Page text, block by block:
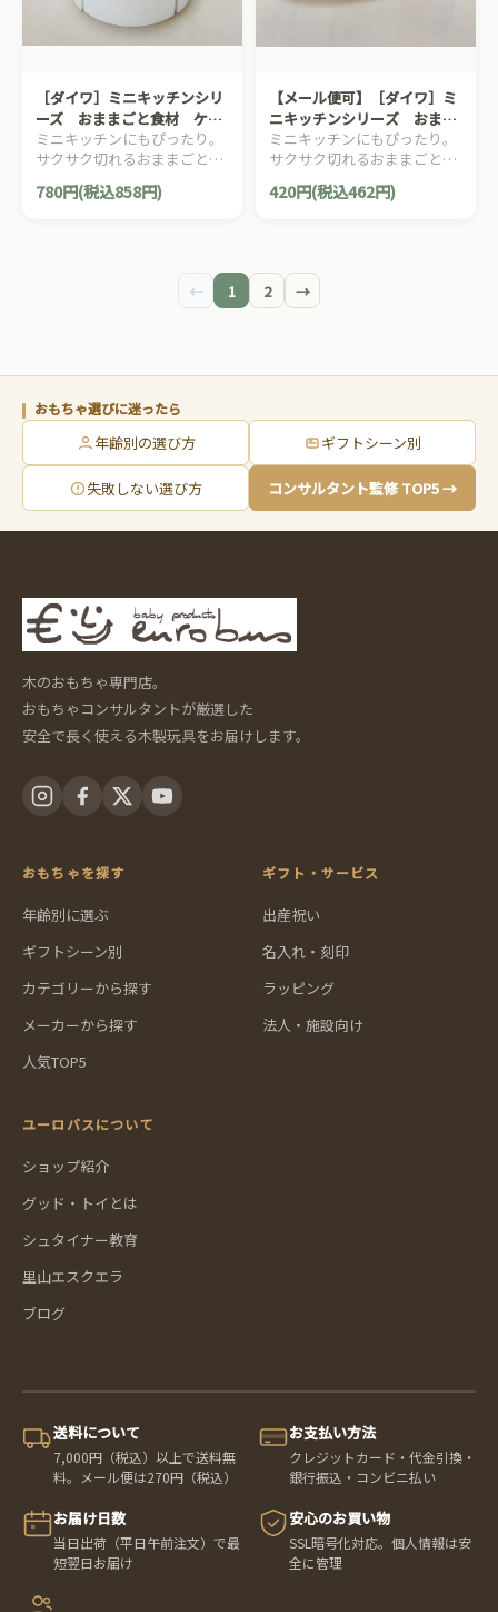
［ダイワ］ミニキッチンシリ
ーズ おままごと食材 ケー
キ
ミニキッチンにもぴったり。
サクサク切れるおままごとの
食材シリーズ。
780円(税込858円)
【メール便可】［ダイワ］ミ
ニキッチンシリーズ おまま
ごと食材 さかな
ミニキッチンにもぴったり。
サクサク切れるおままごとの
食材シリーズ。
420円(税込462円)
← 1 2 →
おもちゃ選びに迷ったら
年齢別の選び方 ギフトシーン別
失敗しない選び方 コンサルタント監修 TOP5 →
木のおもちゃ専門店。
おもちゃコンサルタントが厳選した
安全で長く使える木製玩具をお届けします。
おもちゃを探す
年齢別に選ぶ
ギフトシーン別
カテゴリーから探す
メーカーから探す
人気TOP5
ギフト・サービス
出産祝い
名入れ・刻印
ラッピング
法人・施設向け
ユーロバスについて
ショップ紹介
グッド・トイとは
シュタイナー教育
里山エスクエラ
ブログ
送料について
7,000円（税込）以上で送料無
料。メール便は270円（税込）
お支払い方法
クレジットカード・代金引換・
銀行振込・コンビニ払い
お届け日数
当日出荷（平日午前注文）で最
短翌日お届け
安心のお買い物
SSL暗号化対応。個人情報は安
全に管理